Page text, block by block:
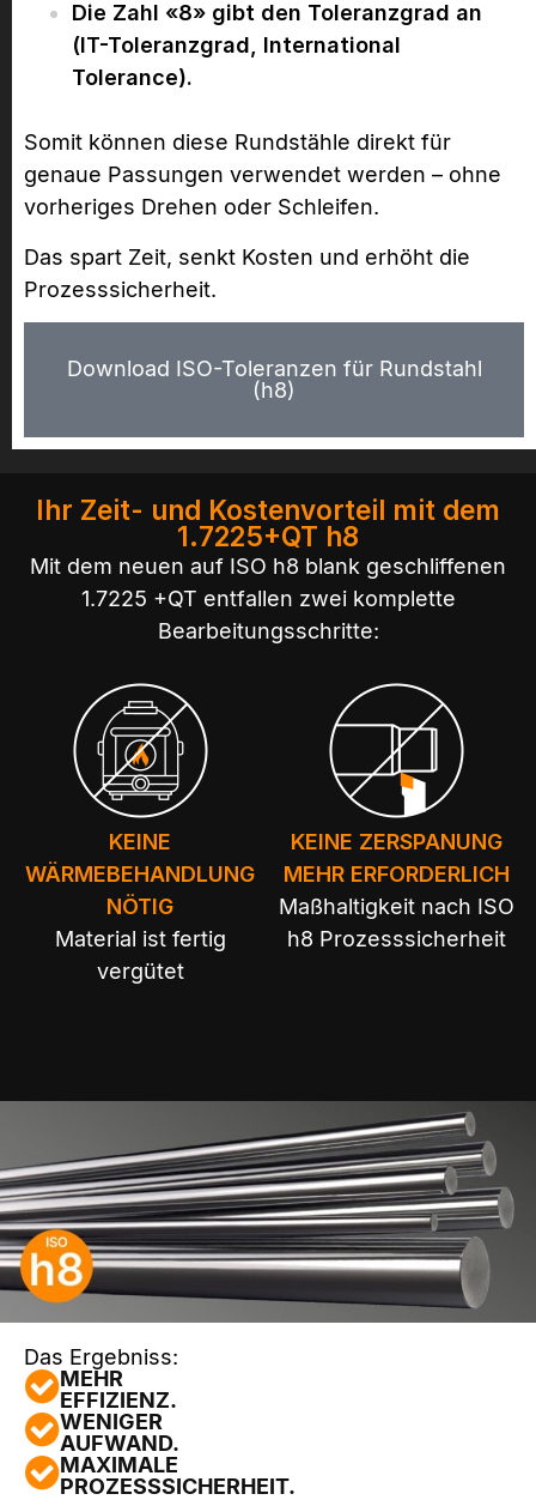
Die Zahl «8» gibt den Toleranzgrad an
(IT-Toleranzgrad, International
Tolerance).
Somit können diese Rundstähle direkt für
genaue Passungen verwendet werden – ohne
vorheriges Drehen oder Schleifen.
Das spart Zeit, senkt Kosten und erhöht die
Prozesssicherheit.
Download ISO-Toleranzen für Rundstahl
(h8)
Ihr Zeit- und Kostenvorteil mit dem
1.7225+QT h8
Mit dem neuen auf ISO h8 blank geschliffenen
1.7225 +QT entfallen zwei komplette
Bearbeitungsschritte:
KEINE
WÄRMEBEHANDLUNG
NÖTIG
Material ist fertig
vergütet
KEINE ZERSPANUNG
MEHR ERFORDERLICH
Maßhaltigkeit nach ISO
h8 Prozesssicherheit
Das Ergebniss:
MEHR
EFFIZIENZ.
WENIGER
AUFWAND.
MAXIMALE
PROZESSSICHERHEIT.